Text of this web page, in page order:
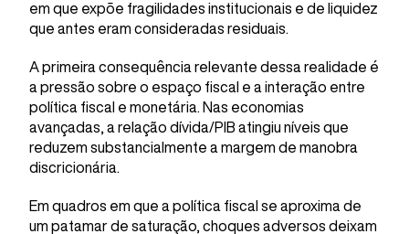
em que expõe fragilidades institucionais e de liquidez
que antes eram consideradas residuais.
A primeira consequência relevante dessa realidade é
a pressão sobre o espaço fiscal e a interação entre
política fiscal e monetária. Nas economias
avançadas, a relação dívida/PIB atingiu níveis que
reduzem substancialmente a margem de manobra
discricionária.
Em quadros em que a política fiscal se aproxima de
um patamar de saturação, choques adversos deixam